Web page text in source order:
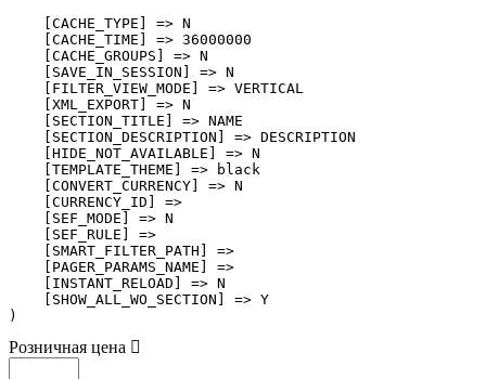
    [CACHE_TYPE] => N
    [CACHE_TIME] => 36000000
    [CACHE_GROUPS] => N
    [SAVE_IN_SESSION] => N
    [FILTER_VIEW_MODE] => VERTICAL
    [XML_EXPORT] => N
    [SECTION_TITLE] => NAME
    [SECTION_DESCRIPTION] => DESCRIPTION
    [HIDE_NOT_AVAILABLE] => N
    [TEMPLATE_THEME] => black
    [CONVERT_CURRENCY] => N
    [CURRENCY_ID] =>
    [SEF_MODE] => N
    [SEF_RULE] =>
    [SMART_FILTER_PATH] =>
    [PAGER_PARAMS_NAME] =>
    [INSTANT_RELOAD] => N
    [SHOW_ALL_WO_SECTION] => Y
Розничная цена